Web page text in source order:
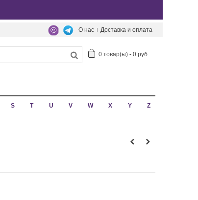
Доставка и оплата
О нас
0 товар(ы) - 0 руб.
S T U V W X Y
Z